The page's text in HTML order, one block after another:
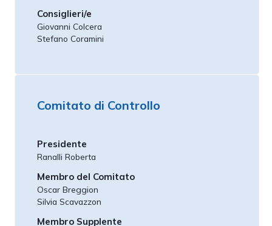
Consiglieri/e
Giovanni Colcera
Stefano Coramini
Comitato di Controllo
Presidente
Ranalli Roberta
Membro del Comitato
Oscar Breggion
Silvia Scavazzon
Membro Supplente